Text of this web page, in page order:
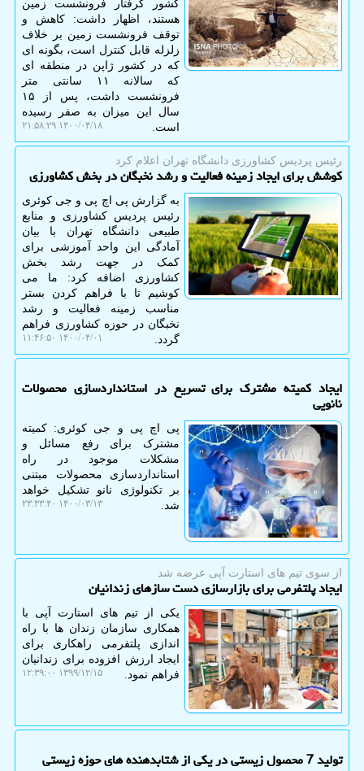
کشور گرفتار فرونشست زمین
هستند، اظهار داشت: کاهش و
توقف فرونشست زمین بر خلاف
زلزله قابل کنترل است، بگونه ای
که در کشور ژاپن در منطقه ای
که سالانه ۱۱ سانتی متر
فرونشست داشت، پس از ۱۵
سال این میزان به صفر رسیده
است.
۱۴۰۰/۰۴/۱۸ ۲۱:۵۸:۲۹
رئیس پردیس كشاورزی دانشگاه تهران اعلام كرد
كوشش برای ایجاد زمینه فعالیت و رشد نخبگان در بخش كشاورزی
به گزارش پی اچ پی و جی کوئری
رئیس پردیس کشاورزی و منابع
طبیعی دانشگاه تهران با بیان
آمادگی این واحد آموزشی برای
کمک در جهت رشد بخش
کشاورزی اضافه کرد: ما می
کوشیم تا با فراهم کردن بستر
مناسب زمینه فعالیت و رشد
نخبگان در حوزه کشاورزی فراهم
گردد.
۱۴۰۰/۰۴/۰۱ ۱۱:۴۶:۵۰
ایجاد كمیته مشترك برای تسریع در استانداردسازی محصولات
نانویی
پی اچ پی و جی کوئری: کمیته
مشترک برای رفع مسائل و
مشکلات موجود در راه
استانداردسازی محصولات مبتنی
بر تکنولوژی نانو تشکیل خواهد
شد.
۱۴۰۰/۰۳/۱۳ ۲۳:۳۳:۴۰
از سوی تیم های استارت آپی عرضه شد
ایجاد پلتفرمی برای بازارسازی دست سازهای زندانیان
یکی از تیم های استارت آپی با
همکاری سازمان زندان ها با راه
اندازی پلتفرمی راهکاری برای
ایجاد ارزش افزوده برای زندانیان
فراهم نمود.
۱۳۹۹/۱۲/۱۵ ۱۲:۳۹:۰۰
تولید 7 محصول زیستی در یكی از شتابدهنده های حوزه زیستی